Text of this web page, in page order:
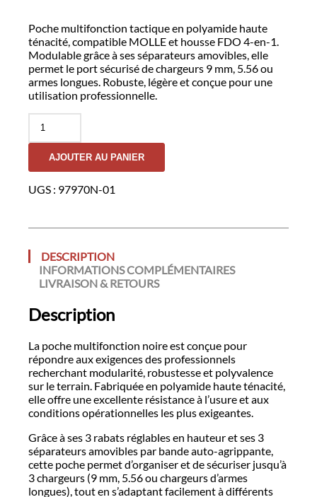
Poche multifonction tactique en polyamide haute
ténacité, compatible MOLLE et housse FDO 4-en-1.
Modulable grâce à ses séparateurs amovibles, elle
permet le port sécurisé de chargeurs 9 mm, 5.56 ou
armes longues. Robuste, légère et conçue pour une
utilisation professionnelle.
quantité
Poche
Multifonction
GK
AJOUTER AU PANIER
UGS : 97970N-01
DESCRIPTION
INFORMATIONS COMPLÉMENTAIRES
LIVRAISON & RETOURS
Description
La poche multifonction noire est conçue pour
répondre aux exigences des professionnels
recherchant modularité, robustesse et polyvalence
sur le terrain. Fabriquée en polyamide haute ténacité,
elle offre une excellente résistance à l’usure et aux
conditions opérationnelles les plus exigeantes.
Grâce à ses 3 rabats réglables en hauteur et ses 3
séparateurs amovibles par bande auto-agrippante,
cette poche permet d’organiser et de sécuriser jusqu’à
3 chargeurs (9 mm, 5.56 ou chargeurs d’armes
longues), tout en s’adaptant facilement à différents